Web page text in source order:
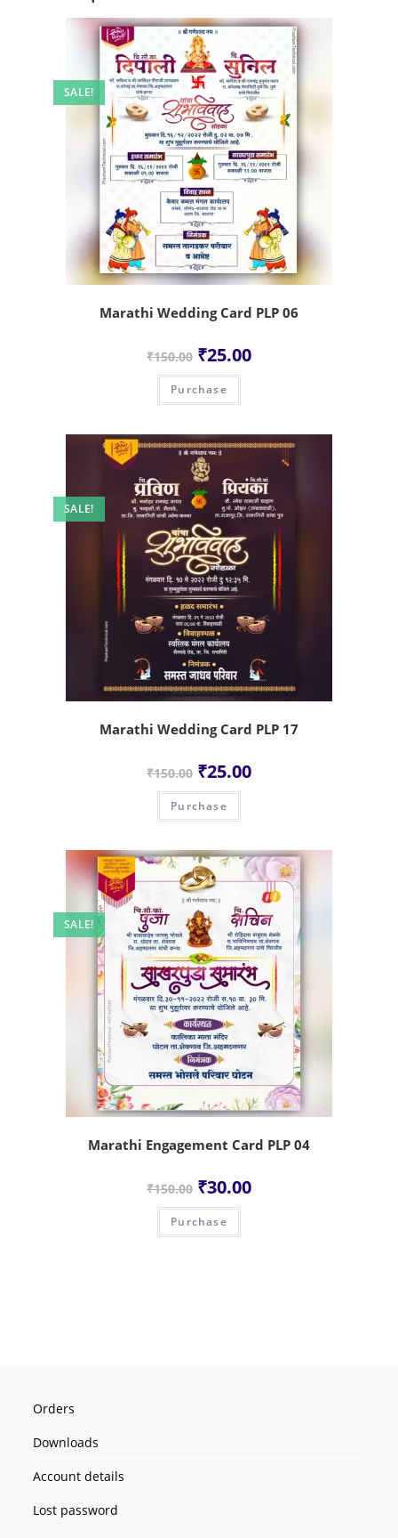
SALE!
Marathi Wedding Card PLP 06
₹150.00 ₹25.00
Purchase
SALE!
Marathi Wedding Card PLP 17
₹150.00 ₹25.00
Purchase
SALE!
Marathi Engagement Card PLP 04
₹150.00 ₹30.00
Purchase
Orders
Downloads
Account details
Lost password